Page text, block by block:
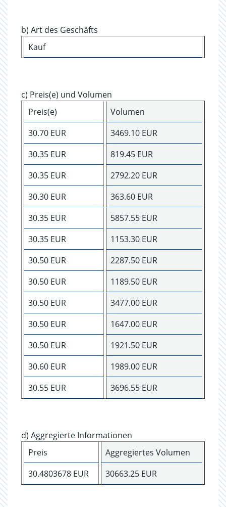
b) Art des Geschäfts
Kauf
c) Preis(e) und Volumen
Preis(e)
Volumen
30.70 EUR
3469.10 EUR
30.35 EUR
819.45 EUR
30.35 EUR
2792.20 EUR
30.30 EUR
363.60 EUR
30.35 EUR
5857.55 EUR
30.35 EUR
1153.30 EUR
30.50 EUR
2287.50 EUR
30.50 EUR
1189.50 EUR
30.50 EUR
3477.00 EUR
30.50 EUR
1647.00 EUR
30.50 EUR
1921.50 EUR
30.60 EUR
1989.00 EUR
30.55 EUR
3696.55 EUR
d) Aggregierte Informationen
Preis
Aggregiertes Volumen
30.4803678 EUR
30663.25 EUR